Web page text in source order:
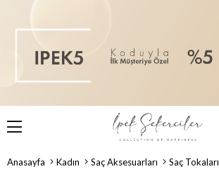
Anasayfa Kadın Saç Aksesuarları Saç Tokaları